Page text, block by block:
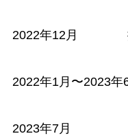
2022年12月
2022年1月〜2023
2023年7月